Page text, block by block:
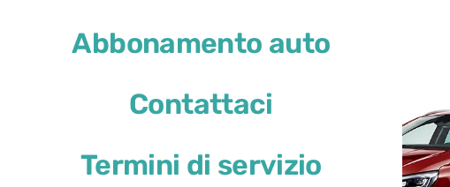
Abbonamento auto
Contattaci
Termini di servizio
o simile